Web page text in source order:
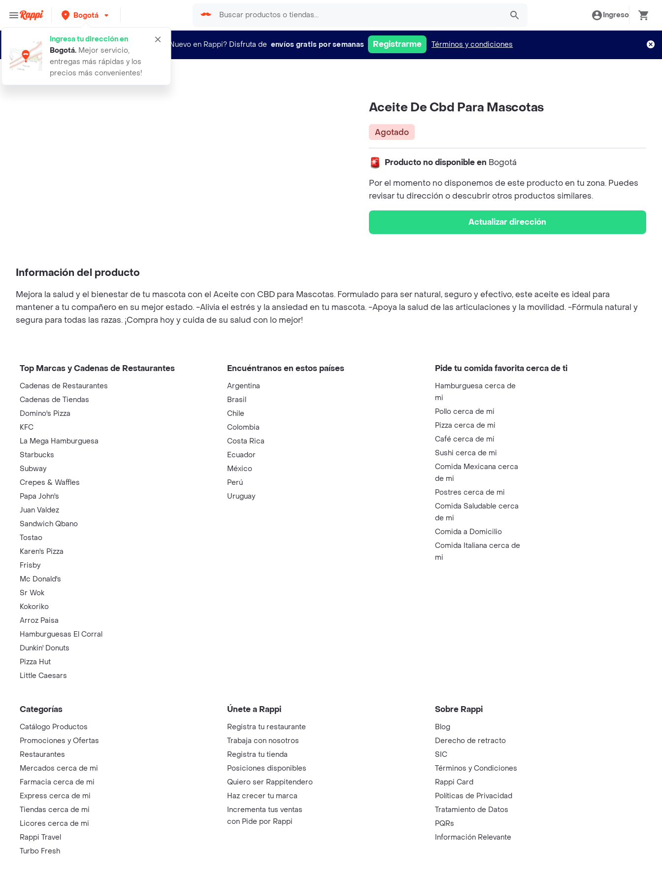
Bogotá
Ingresa tu dirección en
Bogotá. Mejor servicio,
entregas más rápidas y los
precios más convenientes!
Ingreso
¿Nuevo en Rappi? Disfruta de envíos gratis por semanas Registrarme Términos y condiciones
aceite de cbd para mascotas
Aceite De Cbd Para Mascotas
Agotado
Producto no disponible en Bogotá
Por el momento no disponemos de este producto en tu zona. Puedes
revisar tu dirección o descubrir otros productos similares.
Actualizar dirección
Información del producto
Mejora la salud y el bienestar de tu mascota con el Aceite con CBD para Mascotas. Formulado para ser natural, seguro y efectivo, este aceite es ideal para
mantener a tu compañero en su mejor estado. -Alivia el estrés y la ansiedad en tu mascota. -Apoya la salud de las articulaciones y la movilidad. -Fórmula natural y
segura para todas las razas. ¡Compra hoy y cuida de su salud con lo mejor!
Top Marcas y Cadenas de Restaurantes
Cadenas de Restaurantes
Cadenas de Tiendas
Domino's Pizza
KFC
La Mega Hamburguesa
Starbucks
Subway
Crepes & Waffles
Papa John's
Juan Valdez
Sandwich Qbano
Tostao
Karen's Pizza
Frisby
Mc Donald's
Sr Wok
Kokoriko
Arroz Paisa
Hamburguesas El Corral
Dunkin' Donuts
Pizza Hut
Little Caesars
Encuéntranos en estos países
Argentina
Brasil
Chile
Colombia
Costa Rica
Ecuador
México
Perú
Uruguay
Pide tu comida favorita cerca de ti
Hamburguesa cerca de
mi
Pollo cerca de mi
Pizza cerca de mi
Café cerca de mi
Sushi cerca de mi
Comida Mexicana cerca
de mi
Postres cerca de mi
Comida Saludable cerca
de mi
Comida a Domicilio
Comida Italiana cerca de
mi
Categorías
Catálogo Productos
Promociones y Ofertas
Restaurantes
Mercados cerca de mi
Farmacia cerca de mi
Express cerca de mi
Tiendas cerca de mi
Licores cerca de mi
Rappi Travel
Turbo Fresh
Únete a Rappi
Registra tu restaurante
Trabaja con nosotros
Registra tu tienda
Posiciones disponibles
Quiero ser Rappitendero
Haz crecer tu marca
Incrementa tus ventas
con Pide por Rappi
Sobre Rappi
Blog
Derecho de retracto
SIC
Términos y Condiciones
Rappi Card
Políticas de Privacidad
Tratamiento de Datos
PQRs
Información Relevante